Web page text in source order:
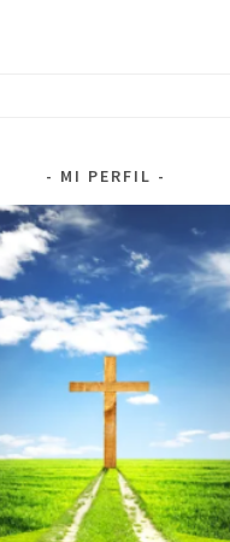
MI PERFIL